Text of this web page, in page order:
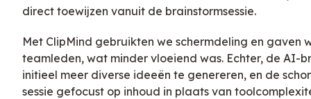
direct toewijzen vanuit de brainstormsessie.
Met ClipMind gebruikten we schermdeling en gaven
teamleden, wat minder vloeiend was. Echter, de AI-
initieel meer diverse ideeën te genereren, en de
sessie gefocust op inhoud in plaats van